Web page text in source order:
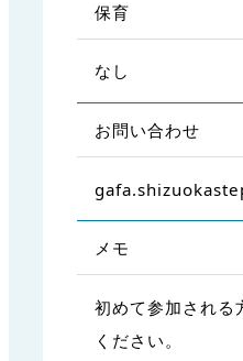
保育
なし
お問い合わせ
メモ
初めて参加される
ください。